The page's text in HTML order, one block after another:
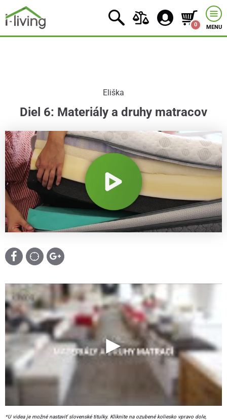
0 MENU
Eliška
Diel 6: Materiály a druhy matracov
*U videa je možné nastaviť slovenské titulky. Kliknite na ozubené koliesko vpravo dole,